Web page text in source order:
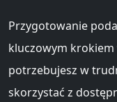
Przygotowanie
kluczowym
potrzebujesz w
skorzystać z